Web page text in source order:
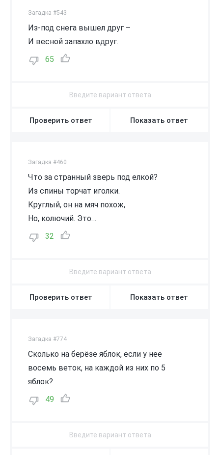
Загадка #543
Из-под снега вышел друг –
И весной запахло вдруг.
65
Проверить ответ Показать ответ
Загадка #460
Что за странный зверь под елкой?
Из спины торчат иголки.
Круглый, он на мяч похож,
Но, колючий. Это…
32
Проверить ответ Показать ответ
Загадка #774
Сколько на берёзе яблок, если у нее
восемь веток, на каждой из них по 5
яблок?
49